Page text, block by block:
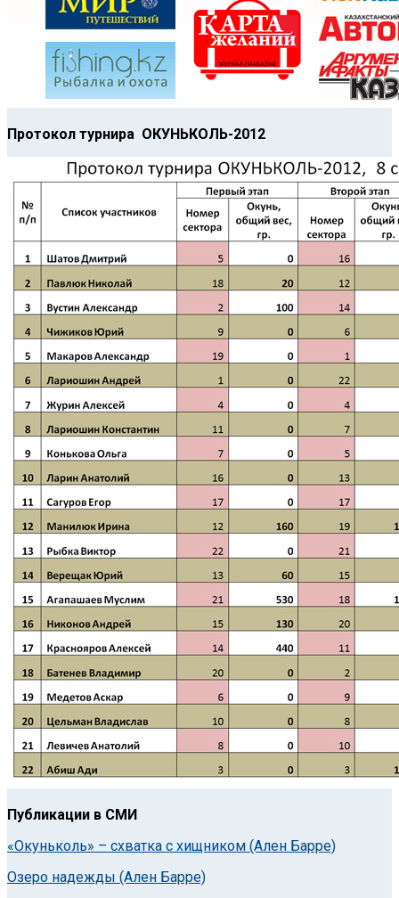
Протокол турнира ОКУНЬКОЛЬ-2012
Публикации в СМИ
«Окуньколь» – схватка с хищником (Ален Барре)
Озеро надежды (Ален Барре)